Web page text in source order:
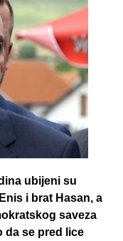
ubijeni su
i brat Hasan, a
saveza
da se pred lice